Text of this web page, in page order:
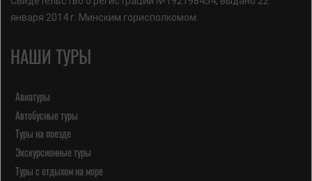
января 2014 г. Минским горисполкомом.
НАШИ ТУРЫ
Авиатуры
Автобусные туры
Туры на поезде
Экскурсионные туры
Туры с отдыхом на море